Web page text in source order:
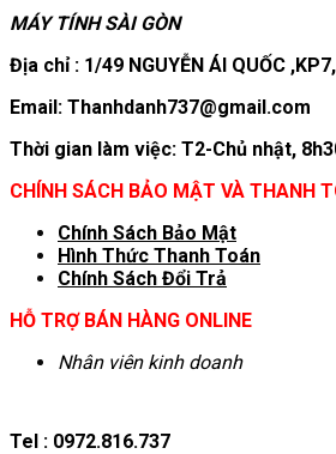
MÁY TÍNH SÀI GÒN
Địa chỉ : 1/49 NGUYỄN ÁI QUỐC
Email: Thanhdanh737@gmail.com
Thời gian làm việc: T2-Chủ nhật,
CHÍNH SÁCH BẢO MẬT VÀ THANH
Chính Sách Bảo Mật
Hình T hức Thanh Toán
Chính Sách Đổi Trả
HỖ TRỢ BÁN HÀNG ONLINE
Nhân viên kinh doanh
Tel : 0972.816.737